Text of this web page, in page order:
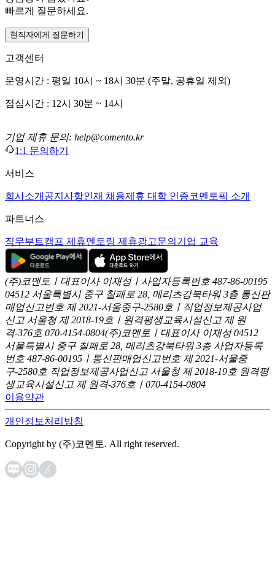
빠르게 질문하세요.
현직자에게 질문하기
고객센터
운영시간 : 평일 10시 ~ 18시 30분 (주말, 공휴일 제외)
점심시간 : 12시 30분 ~ 14시
기업 제휴 문의: help@comento.kr
1:1 문의하기
서비스
회사소개 공지사항인재 채용제휴 대학 인증코멘토픽 소개
파트너스
직무부트캠프 제휴멘토링 제휴광고문의 기업 교육
(주)코멘토ㅣ대표이사 이재성ㅣ사업자등록번호 487-86-00195
04512 서울특별시 중구 칠패로 28, 메리츠강북타워 3층 통신판
매업신고번호 제 2021-서울중구-2580호ㅣ직업정보제공사업
신고 서울청 제 2018-19호ㅣ원격평생교육시설신고 제 원
격-376호 070-4154-0804(주)코멘토ㅣ대표이사 이재성 04512
서울특별시 중구 칠패로 28, 메리츠강북타워 3층 사업자등록
번호 487-86-00195ㅣ통신판매업신고번호 제 2021-서울중
구-2580호 직업정보제공사업신고 서울청 제 2018-19호 원격평
생교육시설신고 제 원격-376호ㅣ070-4154-0804
이용약관
개인정보처리방침
Copyright by (주)코멘토. All right reserved.